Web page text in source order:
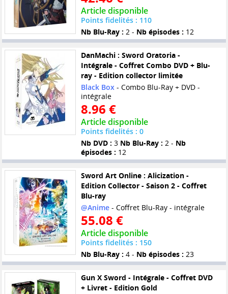
Article disponible
Points fidelités : 110
Nb Blu-Ray : 2 - Nb épisodes : 12
DanMachi : Sword Oratoria -
Intégrale - Coffret Combo DVD + Blu-
ray - Edition collector limitée
Black Box- Combo Blu-Ray + DVD -
intégrale
8.96 €
Article disponible
Points fidelités : 0
Nb DVD : 3 Nb Blu-Ray : 2 - Nb
épisodes : 12
Sword Art Online : Alicization -
Edition Collector - Saison 2 - Coffret
Blu-ray
@Anime- Coffret Blu-Ray - intégrale
55.08 €
Article disponible
Points fidelités : 150
Nb Blu-Ray : 4 - Nb épisodes : 23
Gun X Sword - Intégrale - Coffret DVD
+ Livret - Edition Gold